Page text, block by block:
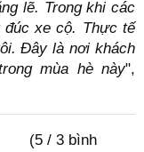
lẽ. Trong khi các
đúc xe cộ. Thực tế
Đây là nơi khách
mùa hè này",
(5 /3 bình